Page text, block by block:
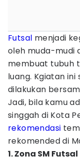
Futsal menjadi
oleh muda-mudi
membuat tubuh
luang. Kgiatan
dilakukan
Jadi, bila kamu
singgah di Kota
rekomendasi
rekomended di
1. Zona SM Futsal